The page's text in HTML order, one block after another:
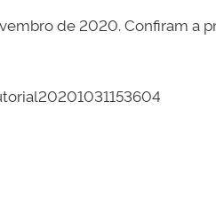
de 2020. Confiram a